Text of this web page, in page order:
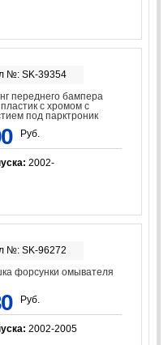
№: SK-39354
переднего бампера
с хромом с
под парктроник
Руб.
2002-
№: SK-96272
форсунки омывателя
Руб.
2002-2005